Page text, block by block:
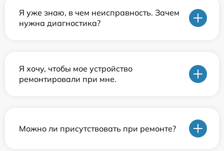
Я уже знаю, в чем неисправность. Зачем
нужна диагностика?
Я хочу, чтобы мое устройство
ремонтировали при мне.
Можно ли присутствовать при ремонте?